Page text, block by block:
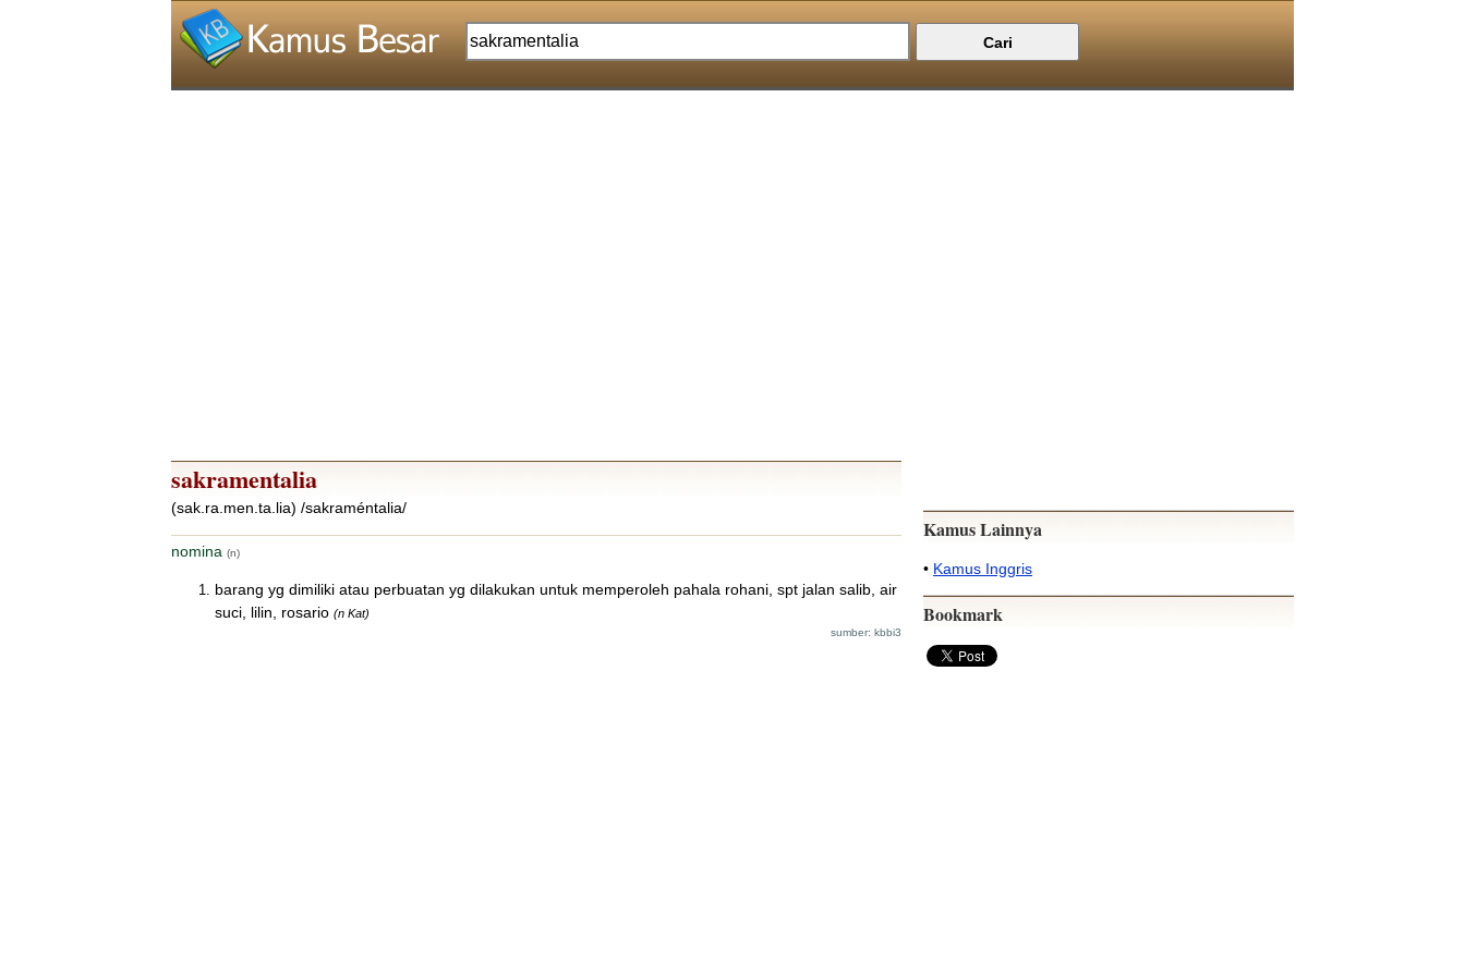
sakramentalia
(sak.ra.men.ta.lia) /sakraméntalia/
nomina (n)
barang yg dimiliki atau perbuatan yg dilakukan untuk memperoleh pahala rohani, spt jalan salib, air
suci, lilin, rosario (n Kat)
sumber: kbbi3
Kamus Lainnya
• Kamus Inggris
Bookmark